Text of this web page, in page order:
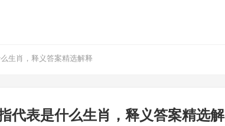
生肖，释义答案精选解释
代表是什么生肖，释义答案精选解